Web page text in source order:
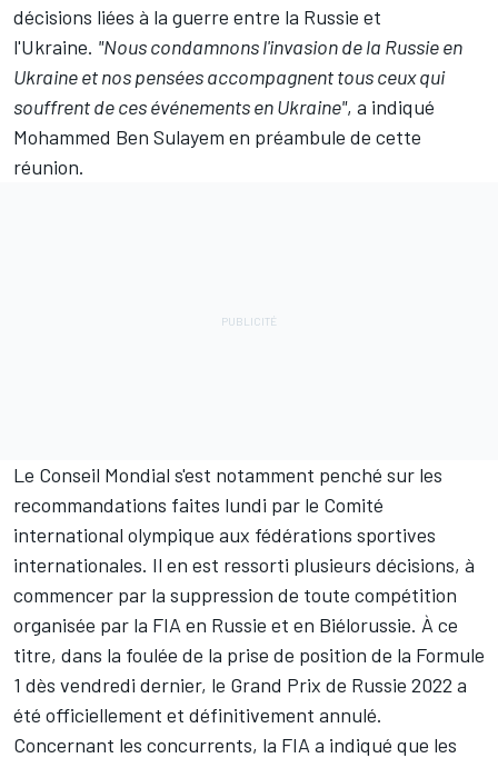
décisions liées à la guerre entre la Russie et
l'Ukraine. "Nous condamnons l'invasion de la Russie en
Ukraine et nos pensées accompagnent tous ceux qui
souffrent de ces événements en Ukraine", a indiqué
Mohammed Ben Sulayem en préambule de cette
réunion.
Le Conseil Mondial s'est notamment penché sur les
recommandations faites lundi par le Comité
international olympique aux fédérations sportives
internationales. Il en est ressorti plusieurs décisions, à
commencer par la suppression de toute compétition
organisée par la FIA en Russie et en Biélorussie. À ce
titre, dans la foulée de la prise de position de la Formule
1 dès vendredi dernier, le Grand Prix de Russie 2022 a
été officiellement et définitivement annulé.
Concernant les concurrents, la FIA a indiqué que les